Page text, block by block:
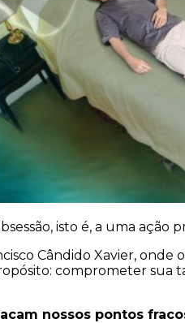
isto é, a uma
Cândido Xavier,
comprometer
nossos pontos